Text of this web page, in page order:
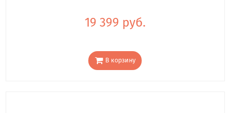
19 399 руб.
В корзину